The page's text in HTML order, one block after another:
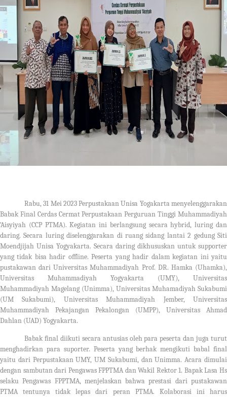
Rabu, 31 Mei 2023 Perpustakaan Unisa Yogakarta menyelenggarakan
Babak Final Cerdas Cermat Perpustakaan Perguruan Tinggi Muhammadiyah
‘Aisyiyah (CCP PTMA). Kegiatan ini berlangsung secara hybrid, luring dan
daring. Secara luring diselenggarakan di ruang sidang lantai 2 gedung Siti
Moendjijah Unisa Yogyakarta. Secara daring dikhususkan untuk supporter
yang tidak bisa hadir offline. Peserta yang hadir dalam kegiatan ini yaitu
pustakawan dari Universitas Muhammadiyah Prof. DR. Hamka (Uhamka),
Universitas Muhammadiyah Yogyakarta (UMY), Universitas
Muhammadiyah Magelang (Unimma), Universitas Muhamadiyah Sukabumi
(UM Sukabumi), Universitas Muhammadiyah Jember, Universitas
Muhammadiyah Pekajangan Pekalongan (UMPP), Universitas Ahmad
Dahlan (UAD) Yogyakarta.
Babak final diikuti secara antusias oleh para peserta dan juga turut
menghadirkan para suporter. Peserta yang berhak mengikuti babal final
yaitu dari Perpustakaan UMY, UM Sukabumi, dan Unimma. Acara dimulai
dengan sambutan dari Pengawas FPPTMA dan Wakil Rektor 1. Bapak Lasa Hs
selaku Pengawas FPPTMA, menjelaskan bahwa prestasi dari pustakawan
PTMA tentunya tidak lepas dari peran PTMA. Kolaborasi ini harus